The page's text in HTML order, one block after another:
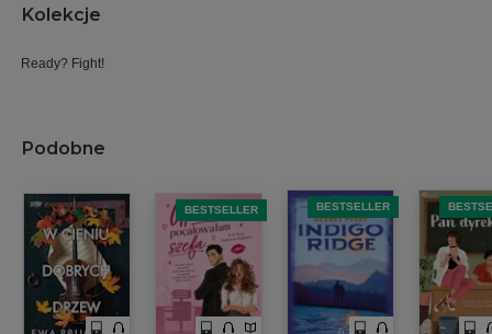
Kolekcje
Ready? Fight!
Podobne
BESTSELLER BESTSELLER